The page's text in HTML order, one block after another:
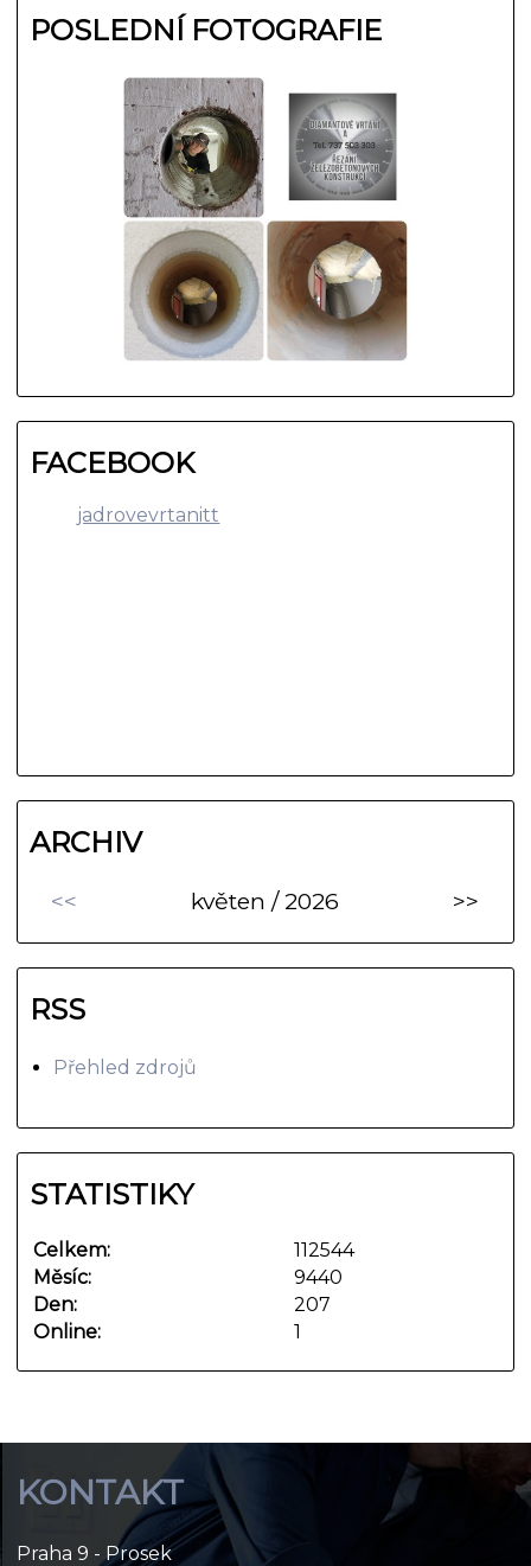
POSLEDNÍ FOTOGRAFIE
FACEBOOK
jadrovevrtanitt
ARCHIV
<< květen / 2026 >>
RSS
Přehled zdrojů
STATISTIKY
Online: 1
Celkem:
112544
Měsíc:
9440
Den:
207
KONTAKT
Praha 9 - Prosek